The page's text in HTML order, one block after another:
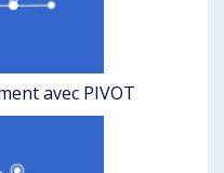
avec PIVOT